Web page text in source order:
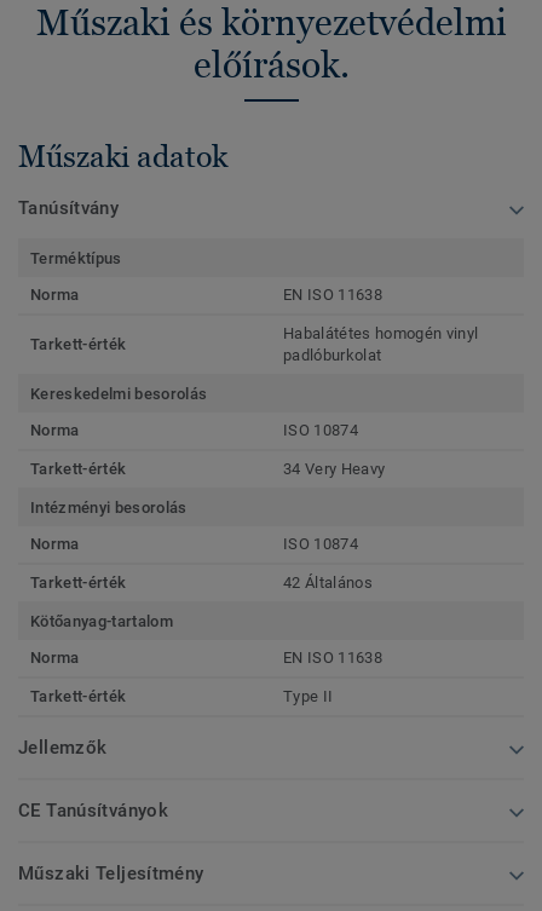
Műszaki és környezetvédelmi
előírások.
Műszaki adatok
Tanúsítvány
Terméktípus
Norma
EN ISO 11638
Tarkett-érték
Habalátétes homogén vinyl
padlóburkolat
Kereskedelmi besorolás
Norma
ISO 10874
Tarkett-érték 34 Very Heavy
Intézményi besorolás
Norma
ISO 10874
Tarkett-érték 42 Általános
Kötőanyag-tartalom
Norma
EN ISO 11638
Tarkett-érték Type II
Jellemzők
CE Tanúsítványok
Műszaki Teljesítmény